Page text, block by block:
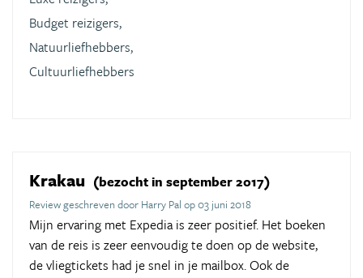
Budget reizigers,
Natuurliefhebbers,
Cultuurliefhebbers
Krakau (bezocht in september 2017)
Review geschreven door Harry Pal op 03 juni 2018
Mijn ervaring met Expedia is zeer positief. Het boeken
van de reis is zeer eenvoudig te doen op de website,
de vliegtickets had je snel in je mailbox. Ook de